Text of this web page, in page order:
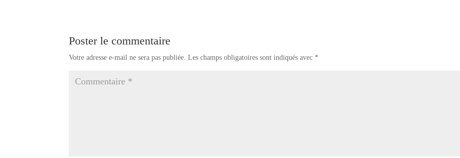
Poster le commentaire
Votre adresse e-mail ne sera pas publiée. Les champs obligatoires sont indiqués avec *